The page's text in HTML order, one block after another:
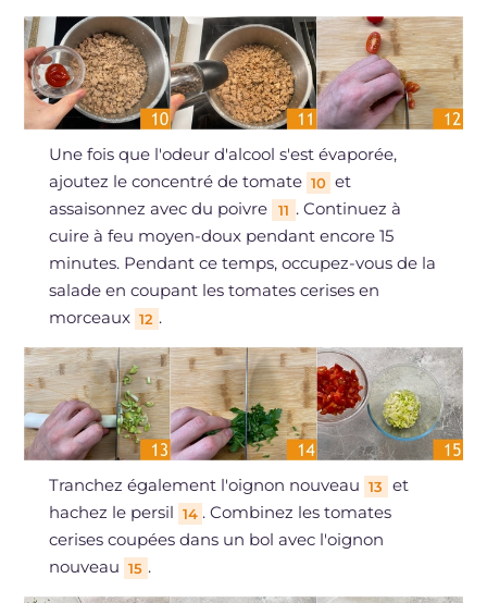
Une fois que l'odeur d'alcool s'est évaporée,
ajoutez le concentré de tomate 10 et
assaisonnez avec du poivre
11 . Continuez à
cuire à feu moyen-doux pendant encore 15
minutes. Pendant ce temps, occupez-vous de la
salade en coupant les tomates cerises en
morceaux 12 .
Tranchez également l'oignon nouveau 13
et
hachez le persil 14 . Combinez les tomates
cerises coupées dans un bol avec l'oignon
nouveau 15 .